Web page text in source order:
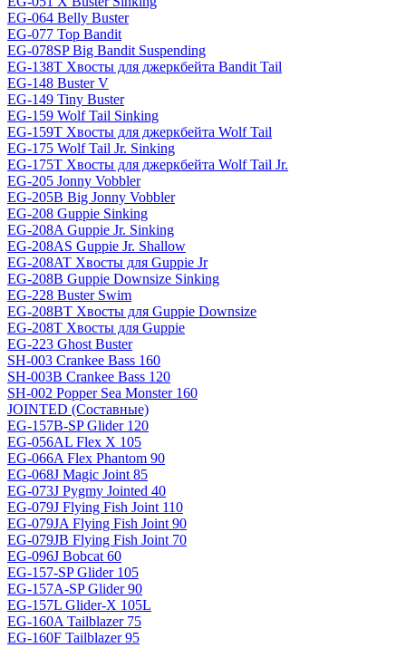
EG-064 Belly Buster
EG-077 Top Bandit
EG-078SP Big Bandit Suspending
EG-138T Хвосты для джеркбейта Bandit Tail
EG-148 Buster V
EG-149 Tiny Buster
EG-159 Wolf Tail Sinking
EG-159T Хвосты для джеркбейта Wolf Tail
EG-175 Wolf Tail Jr. Sinking
EG-175T Хвосты для джеркбейта Wolf Tail Jr.
EG-205 Jonny Vobbler
EG-205B Big Jonny Vobbler
EG-208 Guppie Sinking
EG-208A Guppie Jr. Sinking
EG-208AS Guppie Jr. Shallow
EG-208AT Хвосты для Guppie Jr
EG-208B Guppie Downsize Sinking
EG-228 Buster Swim
EG-208BT Хвосты для Guppie Downsize
EG-208T Хвосты для Guppie
EG-223 Ghost Buster
SH-003 Crankee Bass 160
SH-003B Crankee Bass 120
SH-002 Popper Sea Monster 160
JOINTED (Составные)
EG-157B-SP Glider 120
EG-056AL Flex X 105
EG-066A Flex Phantom 90
EG-068J Magic Joint 85
EG-073J Pygmy Jointed 40
EG-079J Flying Fish Joint 110
EG-079JA Flying Fish Joint 90
EG-079JB Flying Fish Joint 70
EG-096J Bobcat 60
EG-157-SP Glider 105
EG-157A-SP Glider 90
EG-157L Glider-X 105L
EG-160A Tailblazer 75
EG-160F Tailblazer 95